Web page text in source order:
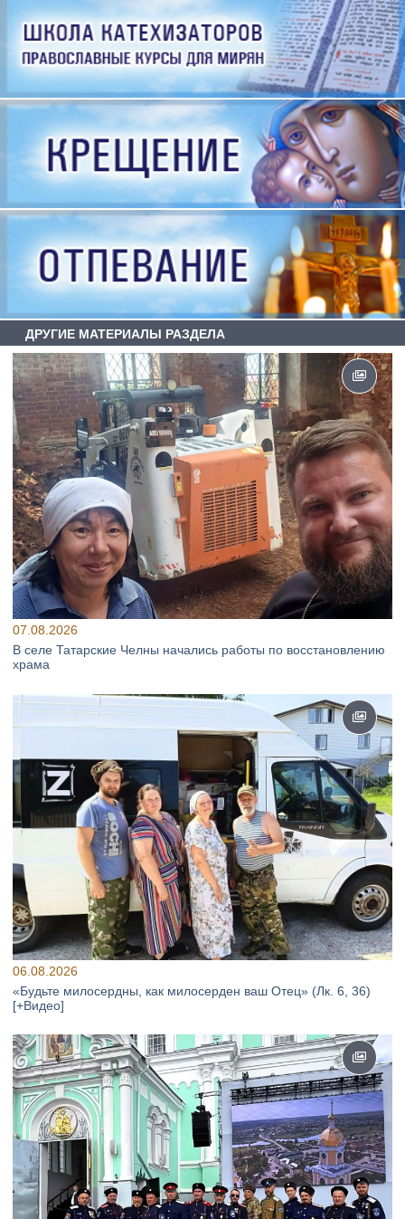
ДРУГИЕ МАТЕРИАЛЫ РАЗДЕЛА
07.08.2026
В селе Татарские Челны начались работы по восстановлению
храма
06.08.2026
«Будьте милосердны, как милосерден ваш Отец» (Лк. 6, 36)
[+Видео]